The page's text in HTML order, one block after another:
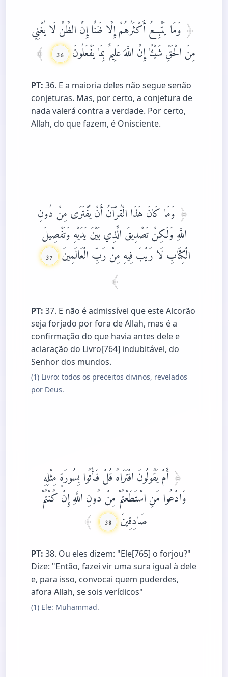
وَمَا يَتَّبِعُ أَكْثَرُهُمْ إِلَّا ظَنًّا إِنَّ الظَّنَّ لَا يُغْنِي
مِنَ الْحَقِّ شَيْئًا إِنَّ اللَّهَ عَلِيمٌ بِمَا يَفْعَلُونَ 36
PT: 36. E a maioria deles não segue senão
conjeturas. Mas, por certo, a conjetura de
nada valerá contra a verdade. Por certo,
Allah, do que fazem, é Onisciente.
وَمَا كَانَ هَذَا الْقُرْآنُ أَنْ يُفْتَرَى مِنْ دُونِ
اللَّهِ وَلَكِنْ تَصْدِيقَ الَّذِي بَيْنَ يَدَيْهِ وَتَفْصِيلَ
الْكِتَابِ لَا رَيْبَ فِيهِ مِنْ رَبِّ الْعَالَمِينَ 37
PT: 37. E não é admissível que este Alcorão
seja forjado por fora de Allah, mas é a
confirmação do que havia antes dele e
aclaração do Livro[764] indubitável, do
Senhor dos mundos.
(1) Livro: todos os preceitos divinos, revelados
por Deus.
أَمْ يَقُولُونَ افْتَرَاهُ قُلْ فَأْتُوا بِسُورَةٍ مِثْلِهِ
وَادْعُوا مَنِ اسْتَطَعْتُمْ مِنْ دُونِ اللَّهِ إِنْ كُنْتُمْ
صَادِقِينَ 38
PT: 38. Ou eles dizem: "Ele[765] o forjou?"
Dize: "Então, fazei vir uma sura igual à dele
e, para isso, convocai quem puderdes,
afora Allah, se sois verídicos"
(1) Ele: Muhammad.